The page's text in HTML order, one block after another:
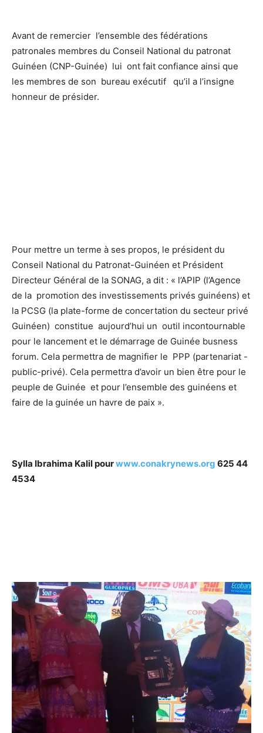
Avant de remercier l’ensemble des fédérations
patronales membres du Conseil National du patronat
Guinéen (CNP-Guinée) lui ont fait confiance ainsi que
les membres de son bureau exécutif qu’il a l’insigne
honneur de présider.
Pour mettre un terme à ses propos, le président du
Conseil National du Patronat-Guinéen et Président
Directeur Général de la SONAG, a dit : « l’APIP (l’Agence
de la promotion des investissements privés guinéens) et
la PCSG (la plate-forme de concertation du secteur privé
Guinéen) constitue aujourd’hui un outil incontournable
pour le lancement et le démarrage de Guinée busness
forum. Cela permettra de magnifier le PPP (partenariat -
public-privé). Cela permettra d’avoir un bien être pour le
peuple de Guinée et pour l’ensemble des guinéens et
faire de la guinée un havre de paix ».
Sylla Ibrahima Kalil pourwww.conakrynews.org 625 44
4534